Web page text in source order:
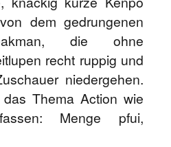
dem gedrungenen
die ohne
recht ruppig und
niedergehen.
Thema Action wie
Menge pfui,